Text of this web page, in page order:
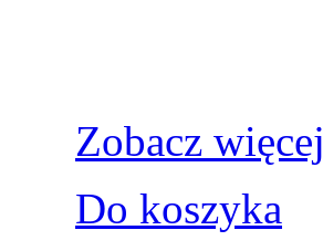
Zobacz więcej
Do koszyka